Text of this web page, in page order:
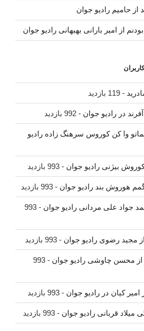
از حامیم رادیو جوان
از امیر بارانی بهبهانی رادیو جوان
- 119 بازدید
در رادیو جوان - 992 بازدید
وا کن کوروس سرهنگ زاده رادیو
بیژنی رادیو جوان - 993 بازدید
گمم هوروش بند رادیو جوان - 993 بازدید
جواد علی مردانی رادیو جوان
- 993
از مجید رضوی رادیو جوان - 993 بازدید
از محسن چاوشی رادیو جوان
- 993
امیر کیان در رادیو جوان - 993 بازدید
میلاد قربانی رادیو جوان - 993 بازدید